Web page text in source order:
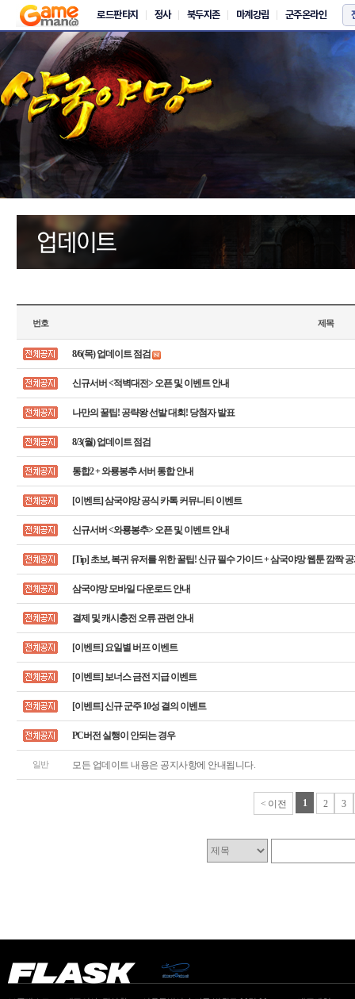
번호 제목
8/6(목) 업데이트 점검
신규서버 <적벽대전> 오픈 및 이벤트 안내
나만의 꿀팁! 공략왕 선발 대회! 당첨자 발표
8/3(월) 업데이트 점검
통합2 + 와룡봉추 서버 통합 안내
[이벤트] 삼국야망 공식 카톡 커뮤니티 이벤트
신규서버 <와룡봉추> 오픈 및 이벤트 안내
[Tip] 초보, 복귀 유저를 위한 꿀팁! 신규 필수 가이드 + 삼국야망 웹툰 깜짝
삼국야망 모바일 다운로드 안내
결제 및 캐시충전 오류 관련 안내
[이벤트] 요일별 버프 이벤트
[이벤트] 보너스 금전 지급 이벤트
[이벤트] 신규 군주 10성 결의 이벤트
PC버전 실행이 안되는 경우
일반 모든 업데이트 내용은 공지사항에 안내됩니다.
< 이전 1 2 3